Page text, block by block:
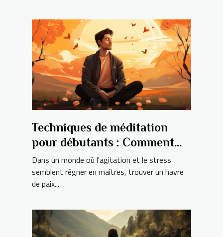
Techniques de méditation
pour débutants : Comment
trouver la paix intérieure en
10 minutes par jour
Dans un monde où l'agitation et le stress
semblent régner en maîtres, trouver un havre
de paix...